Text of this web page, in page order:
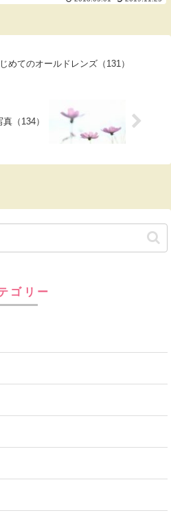
です。行った目的のもうひとつは、美
めてのオールドレンズ（131）
（134）
ゴリー